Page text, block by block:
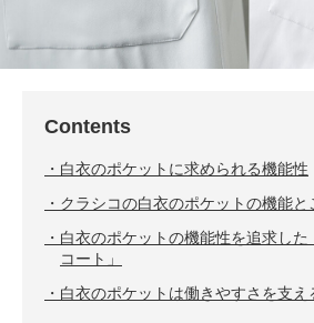
Contents
白衣のポケットに求められる機能性
クラシコの白衣のポケットの機能と
白衣のポケットの機能性を追求した
コート」
白衣のポケットは働きやすさを支え